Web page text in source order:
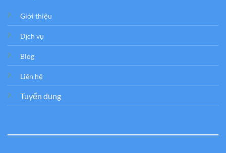
Giới thiệu
Dịch vụ
Blog
Liên hệ
Tuyển dụng